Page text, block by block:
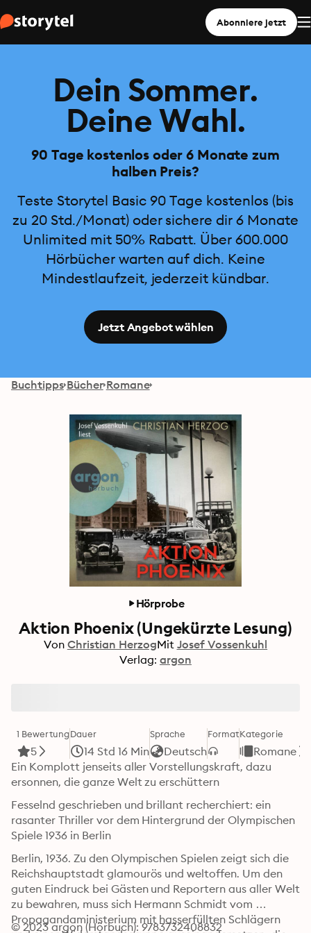
Abonniere jetzt
Dein Sommer.
Deine Wahl.
90 Tage kostenlos oder 6 Monate zum
halben Preis?
Teste Storytel Basic 90 Tage kostenlos (bis
zu 20 Std./Monat) oder sichere dir 6 Monate
Unlimited mit 50% Rabatt. Über 600.000
Hörbücher warten auf dich. Keine
Mindestlaufzeit, jederzeit kündbar.
Jetzt Angebot wählen
Buchtipps Bücher Romane
Hörprobe
Aktion Phoenix (Ungekürzte Lesung)
Von Christian HerzogMit Josef Vossenkuhl
Verlag: argon
1 Bewertung
5
Dauer
14 Std 16 Min
Sprache
Deutsch
FormatKategorie
Romane
Ein Komplott jenseits aller Vorstellungskraft, dazu
ersonnen, die ganze Welt zu erschüttern
Fesselnd geschrieben und brillant recherchiert: ein
rasanter Thriller vor dem Hintergrund der Olympischen
Spiele 1936 in Berlin
Berlin, 1936. Zu den Olympischen Spielen zeigt sich die
Reichshauptstadt glamourös und weltoffen. Um den
guten Eindruck bei Gästen und Reportern aus aller Welt
zu bewahren, muss sich Hermann Schmidt vom
Propagandaministerium mit hasserfüllten Schlägern
© 2023 argon (Hörbuch): 9783732408832